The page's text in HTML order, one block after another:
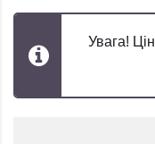
Увага!